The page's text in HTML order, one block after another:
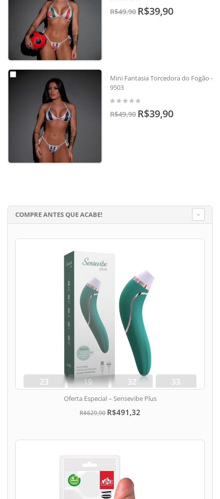
R$49,90 R$39,90
Mini Fantasia Torcedora do Fogão -
9503
R$49,90 R$39,90
COMPRE ANTES QUE ACABE!
23
dias
19
hora
32
min
33
seg
Oferta Especial – Sensevibe Plus
R$629,90 R$491,32